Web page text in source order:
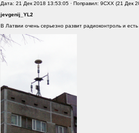
Дата: 21 Дек 2018 13:53:05 · Поправил: 9CXX (21 Дек
jevgenij_YL2
В Латвии очень серьезно развит радиоконтроль и